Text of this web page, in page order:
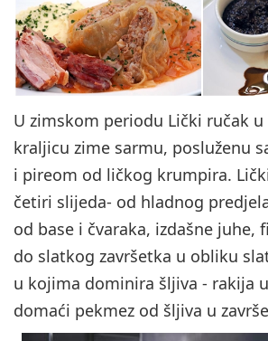
U zimskom periodu Lički ručak
kraljicu zime sarmu, posluženu
i pireom od ličkog krumpira.
četiri slijeda- od hladnog
od base i čvaraka, izdašne juhe,
do slatkog završetka u obliku
u kojima dominira šljiva - rakija
domaći pekmez od šljiva u